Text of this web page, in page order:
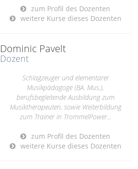
zum Profil des Dozenten
weitere Kurse dieses Dozenten
Dominic Pavelt
Dozent
Schlagzeuger und elementarer
Musikpädagoge (BA. Mus.),
berufsbegleitende Ausbildung zum
Musiktherapeuten, sowie Weiterbildung
zum Trainer in TrommelPower...
zum Profil des Dozenten
weitere Kurse dieses Dozenten